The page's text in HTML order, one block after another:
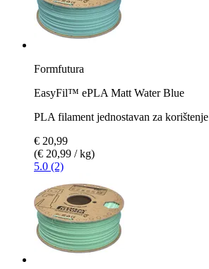
Formfutura
EasyFil™ ePLA Matt Water Blue
PLA filament jednostavan za korištenje
€ 20,99
(€ 20,99 / kg)
5.0 (2)